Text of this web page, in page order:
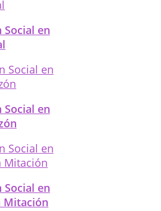
Social en
Social en
Social en
Mitación